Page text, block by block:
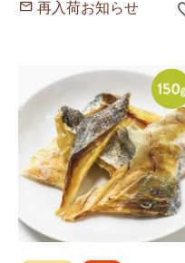
再入荷お知らせ